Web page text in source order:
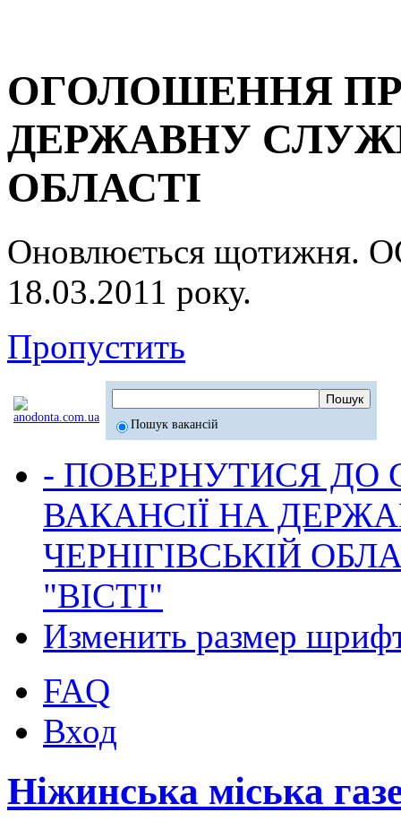
ОГОЛОШЕННЯ
ДЕРЖАВНУ
ОБЛАСТІ
Оновлюється
18.03.2011 року.
Пропустить
Пошук вакансій
- ПОВЕРНУТИСЯ ДО
ВАКАНСІЇ НА
ЧЕРНІГІВСЬКІЙ
"ВІСТІ"
Изменить размер
FAQ
Вход
Ніжинська міська